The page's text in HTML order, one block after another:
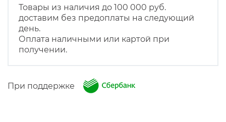
Товары из наличия до 100 000 руб.
доставим без предоплаты на следующий
день.
Оплата наличными или картой при
получении.
При поддержке